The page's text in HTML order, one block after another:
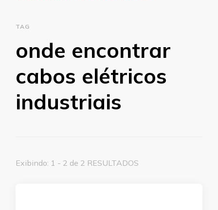
TAG
onde encontrar
cabos elétricos
industriais
Exibindo: 1 - 2 de 2 RESULTADOS